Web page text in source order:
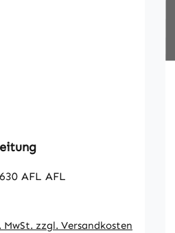
AFL AFL
MwSt. zzgl. Versandkosten